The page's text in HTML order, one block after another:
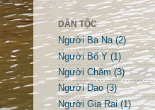
DÂN TỘC
Người Ba Na (2)
Người Bố Y (1)
Người Chăm (3)
Người Dao (3)
Người Gia Rai (1)